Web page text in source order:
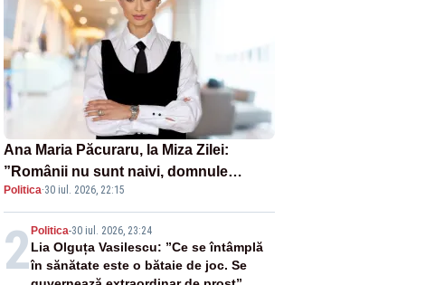
Ana Maria Păcuraru, la Miza Zilei:
”Românii nu sunt naivi, domnule
premier Bolojan”
Politica·30 iul. 2026, 22:15
2 Politica-30 iul. 2026, 23:24
Lia Olguța Vasilescu: ”Ce se întâmplă
în sănătate este o bătaie de joc. Se